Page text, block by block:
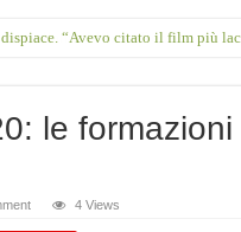
“Avevo citato il film più
allarme Milan e Roma
le formazioni
4 Views